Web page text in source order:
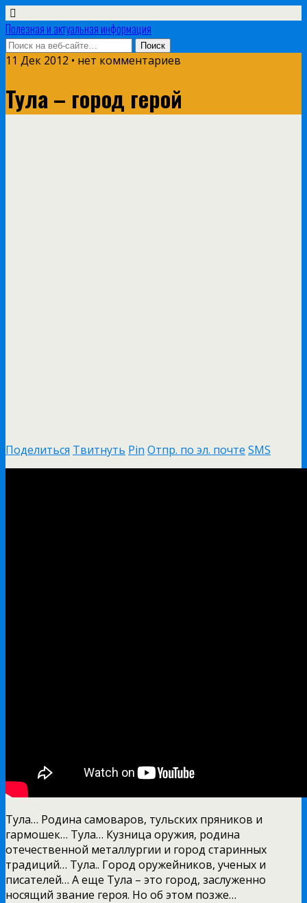
Полезная и актуальная информация
11 Дек 2012 • нет комментариев
Тула – город герой
Поделиться Твитнуть Pin Отпр. по эл. почте SMS
Тула… Родина самоваров, тульских пряников и
гармошек… Тула… Кузница оружия, родина
отечественной металлургии и город старинных
традиций… Тула.. Город оружейников, ученых и
писателей… А еще Тула – это город, заслуженно
носящий звание героя. Но об этом позже…